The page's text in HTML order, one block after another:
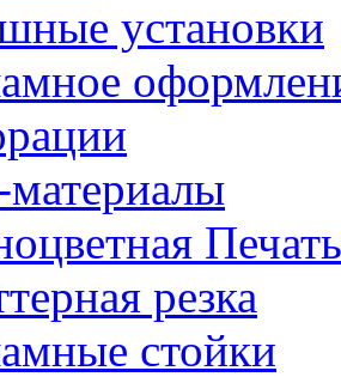
установки
материалы
Печать
резка
стойки